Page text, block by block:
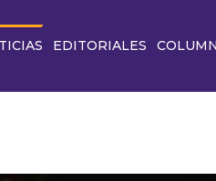
EDITORIALES